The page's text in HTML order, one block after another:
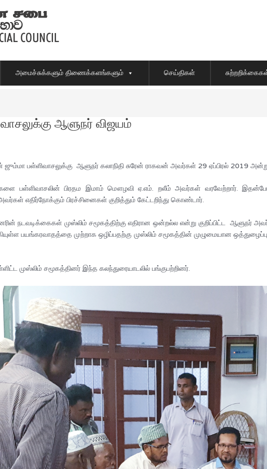
அமைச்சுக்களும் திணைக்களங்களும் செய்திகள்
ஆளுநர் விஜயம்
பள்ளிவாசலுக்கு ஆளுநர் கலாநிதி சுரேன் ராகவன் அவர்கள் 29 ஏப்பிரல் 2019
பள்ளிவாசலின் பிரதம இமாம் மௌழவி ஏ.எம். றலீம் அவர்கள் வரவேற்றார்.
எதிர்நோக்கும் பிரச்சினைகள் குறித்தும் கேட்டறிந்து கொண்டார்.
நடவடிக்கைகள் முஸ்லிம் சமூகத்திற்கு எதிரான ஒன்றல்ல என்று குறிப்பிட்ட ஆளுநர்
பயங்கரவாதத்தை முற்றாக ஒழிப்பதற்கு முஸ்லிம் சமூகத்தின் முழுமையான
முஸ்லிம் சமூகத்தினர் இந்த கலந்துரையாடலில் பங்குபற்றினர்.